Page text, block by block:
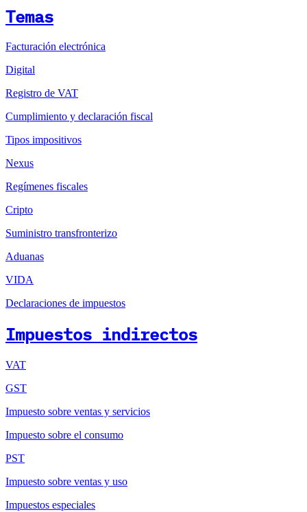
Temas
Facturación electrónica
Digital
Registro de VAT
Cumplimiento y declaración fiscal
Tipos impositivos
Nexus
Regímenes fiscales
Cripto
Suministro transfronterizo
Aduanas
VIDA
Declaraciones de impuestos
Impuestos indirectos
VAT
GST
Impuesto sobre ventas y servicios
Impuesto sobre el consumo
PST
Impuesto sobre ventas y uso
Impuestos especiales